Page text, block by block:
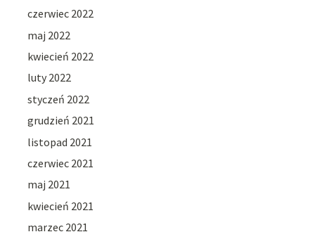
czerwiec 2022
maj 2022
kwiecień 2022
luty 2022
styczeń 2022
grudzień 2021
listopad 2021
czerwiec 2021
maj 2021
kwiecień 2021
marzec 2021